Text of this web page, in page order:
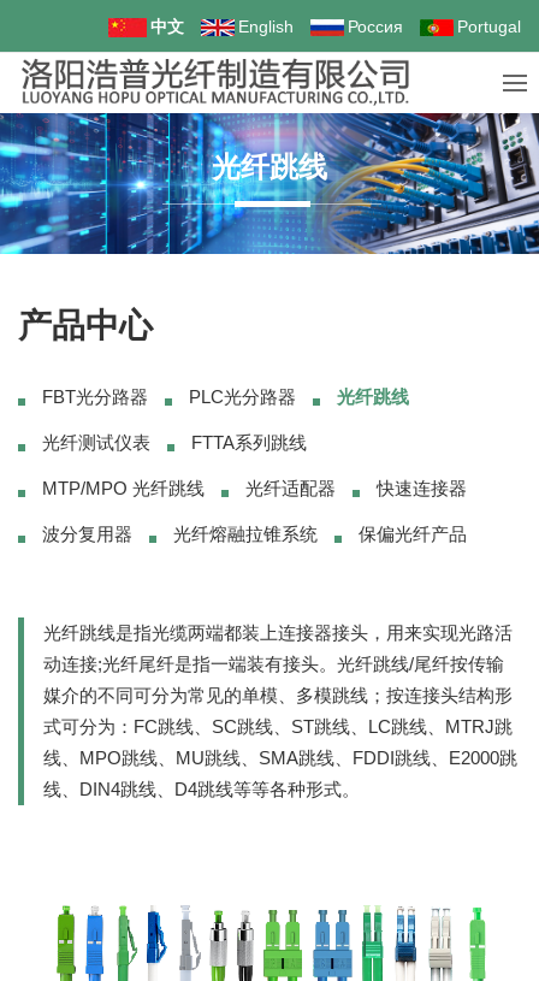
中文 English Россия Portugal
光纤跳线
产品中心
FBT光分路器 PLC光分路器 光纤跳线
光纤测试仪表 FTTA系列跳线
MTP/MPO 光纤跳线 光纤适配器 快速连接器
波分复用器 光纤熔融拉锥系统 保偏光纤产品
光纤跳线是指光缆两端都装上连接器接头，用来实现光路活
动连接;光纤尾纤是指一端装有接头。光纤跳线/尾纤按传输
媒介的不同可分为常见的单模、多模跳线；按连接头结构形
式可分为：FC跳线、SC跳线、ST跳线、LC跳线、MTRJ跳
线、MPO跳线、MU跳线、SMA跳线、FDDI跳线、E2000跳
线、DIN4跳线、D4跳线等等各种形式。